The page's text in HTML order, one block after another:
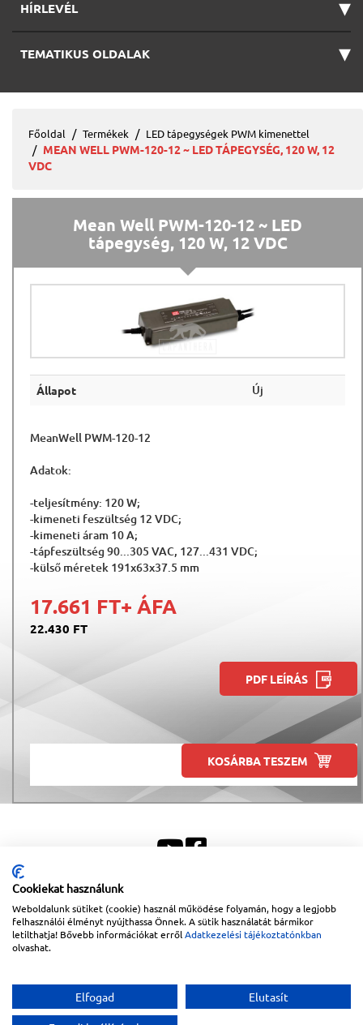
HÍRLEVÉL ▾
TEMATIKUS OLDALAK ▾
Főoldal Termékek LED tápegységek PWM kimenettel
MEAN WELL PWM-120-12 ~ LED TÁPEGYSÉG, 120 W, 12
VDC
Mean Well PWM-120-12 ~ LED
tápegység, 120 W, 12 VDC
Állapot Új
MeanWell PWM-120-12
Adatok:
-teljesítmény: 120 W;
-kimeneti feszültség 12 VDC;
-kimeneti áram 10 A;
-tápfeszültség 90...305 VAC, 127...431 VDC;
-külső méretek 191x63x37.5 mm
17.661 FT+ ÁFA
22.430 FT
PDF LEÍRÁS
KOSÁRBA TESZEM
Sitemap| Impresszum
Copyright © 2026Lapanthera Kft.Webbolt | 1047Budapest, Váci út 15-19.|+36-30/539-
Cookiekat használunk
Weboldalunk sütiket (cookie) használ működése folyamán, hogy a legjobb
felhasználói élményt nyújthassa Önnek. A sütik használatát bármikor
letilthatja! Bővebb információkat errőlAdatkezelési tájékoztatónkban
olvashat.
Elfogad Elutasít